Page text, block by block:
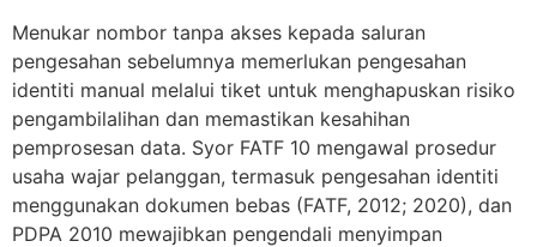
Menukar nombor tanpa akses kepada saluran
pengesahan sebelumnya memerlukan pengesahan
identiti manual melalui tiket untuk menghapuskan risiko
pengambilalihan dan memastikan kesahihan
pemprosesan data. Syor FATF 10 mengawal prosedur
usaha wajar pelanggan, termasuk pengesahan identiti
menggunakan dokumen bebas (FATF, 2012; 2020), dan
PDPA 2010 mewajibkan pengendali menyimpan